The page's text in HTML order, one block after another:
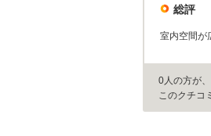
総評
室内空間が
0人の方が
このクチコ